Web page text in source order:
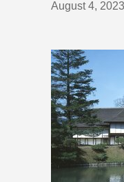
August 4, 2023